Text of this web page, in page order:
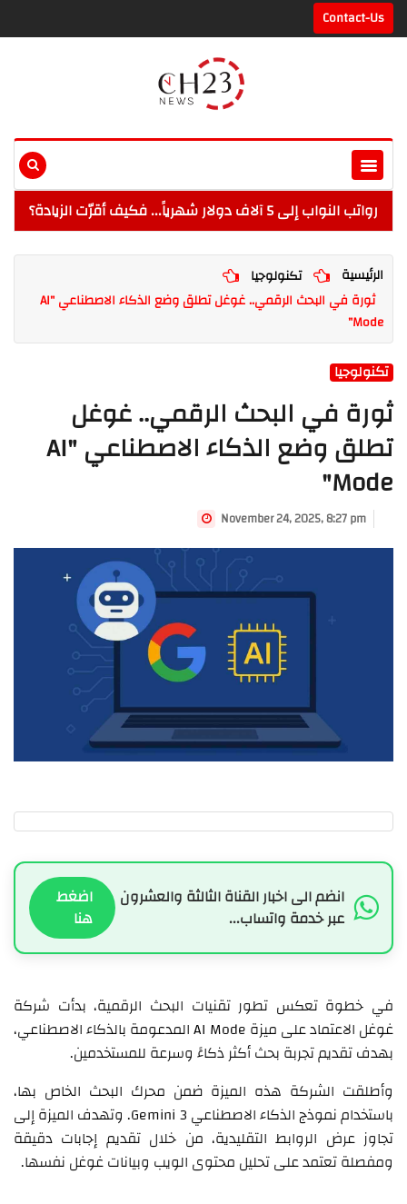
Contact-Us
رواتب النواب إلى 5 آلاف دولار شهرياً... فكيف أقرّت الزيادة؟
الرئيسية
تكنولوجيا
ثورة في البحث الرقمي.. غوغل تطلق وضع الذكاء الاصطناعي "AI
Mode"
تكنولوجيا
ثورة في البحث الرقمي.. غوغل
تطلق وضع الذكاء الاصطناعي "AI
Mode"
November 24, 2025, 8:27 pm
انضم الى اخبار القناة الثالثة والعشرون
عبر خدمة واتساب...
اضغط
هنا
في خطوة تعكس تطور تقنيات البحث الرقمية، بدأت شركة
غوغل الاعتماد على ميزة AI Mode المدعومة بالذكاء الاصطناعي،
بهدف تقديم تجربة بحث أكثر ذكاءً وسرعة للمستخدمين.
وأطلقت الشركة هذه الميزة ضمن محرك البحث الخاص بها،
باستخدام نموذج الذكاء الاصطناعي Gemini 3. وتهدف الميزة إلى
تجاوز عرض الروابط التقليدية، من خلال تقديم إجابات دقيقة
ومفصلة تعتمد على تحليل محتوى الويب وبيانات غوغل نفسها.